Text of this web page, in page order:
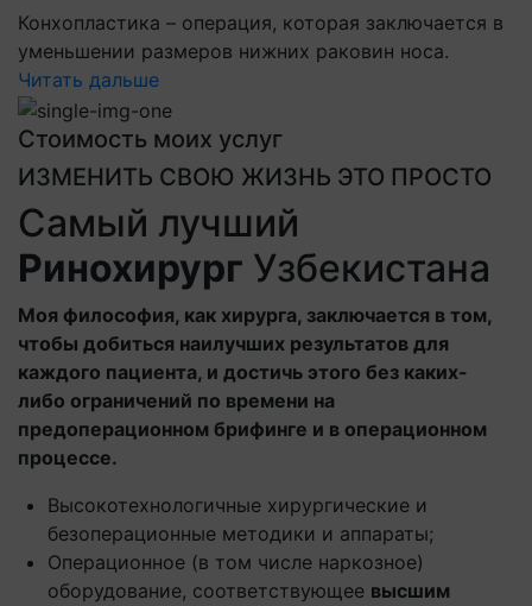
Конхопластика – операция, которая заключается в
уменьшении размеров нижних раковин носа.
Читать дальше
Стоимость моих услуг
ИЗМЕНИТЬ СВОЮ ЖИЗНЬ ЭТО ПРОСТО
Самый лучший
Ринохирург Узбекистана
Моя философия, как хирурга, заключается в том,
чтобы добиться наилучших результатов для
каждого пациента, и достичь этого без каких-
либо ограничений по времени на
предоперационном брифинге и в операционном
процессе.
Высокотехнологичные хирургические и
безоперационные методики и аппараты;
Операционное (в том числе наркозное)
оборудование, соответствующее высшим